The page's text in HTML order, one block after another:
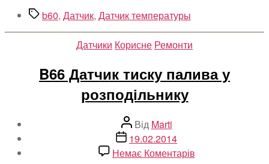
Позначки
b60, Датчик, Датчик температуры
Категорії
Датчики Корисне Ремонти
B66 Датчик тиску палива у
розподільнику
Автор
запису
Від Marti
Дата
запису
19.02.2014
Немає Коментарівдо